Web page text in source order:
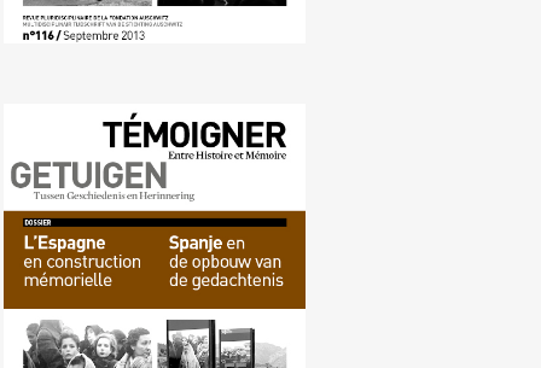
Nr. 115 (03/2013) Spanje en de
opbouw van de gedachtenis